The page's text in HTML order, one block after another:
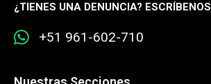
¿TIENES UNA DENUNCIA? ESCRÍBENOS
+51 961-602-710